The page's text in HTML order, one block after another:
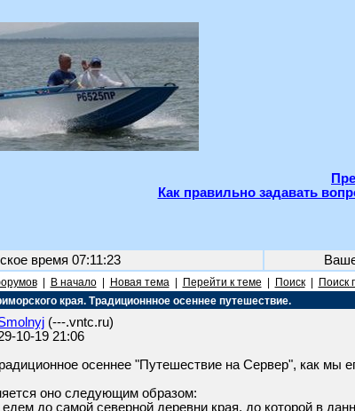
Как правильно задавать
время 07:11:23
| В начало| Новая тема| Перейти к теме Поиск| Поиск
края. Традиционнное осеннее путешествие.
(---.vntc.ru)
10-19 21:06
осеннее "Путешествие на Сервер", как мы
оно следующим образом:
до самой северной деревни края, до которой в